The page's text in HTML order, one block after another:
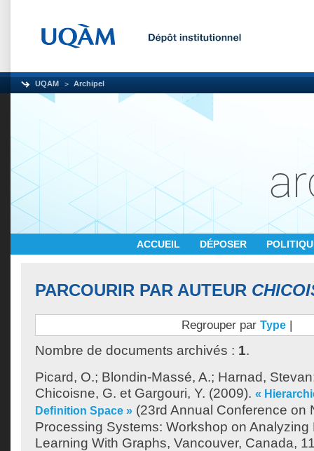
UQAM Archipel
ACCUEIL DÉPOSER
PARCOURIR PAR AUTEUR
Regrouper par Type |
Nombre de documents archivés : 1.
Picard, O.; Blondin-Massé, A.; Harnad, Stevan
Chicoisne, G. et Gargouri, Y. (2009). «
Deﬁnition Space » (23rd Annual Conference on
Processing Systems: Workshop on Analyzing
Learning With Graphs, Vancouver, Canada,